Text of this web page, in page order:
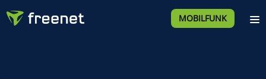
MOBILFUNK